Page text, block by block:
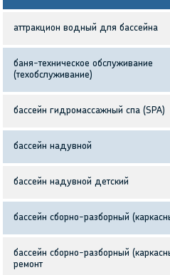
аттракцион водный для бассейна
баня-техническое обслуживание
(техобслуживание)
бассейн гидромассажный спа (SPA)
бассейн надувной
бассейн надувной детский
бассейн сборно-разборный
бассейн сборно-разборный
ремонт